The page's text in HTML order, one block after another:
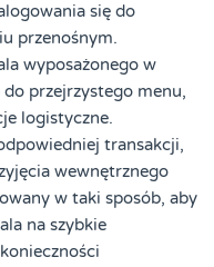
się do
przenośnym.
wyposażonego w
przejrzystego menu,
logistyczne.
transakcji,
wewnętrznego
w taki sposób, aby
na szybkie